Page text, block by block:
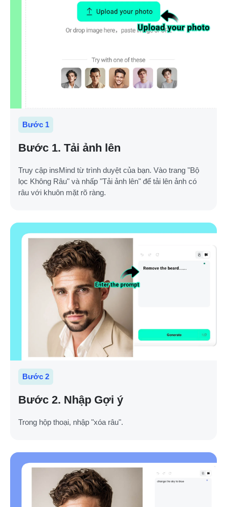
Bước 1
Bước 1. Tải ảnh lên
Truy cập insMind từ trình duyệt của bạn. Vào trang "Bộ
lọc Không Râu" và nhấp "Tải ảnh lên" để tải lên ảnh có
râu với khuôn mặt rõ ràng.
Bước 2
Bước 2. Nhập Gợi ý
Trong hộp thoại, nhập "xóa râu".